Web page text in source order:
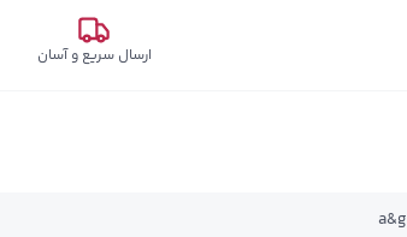
ارسال سریع و آسان
a&g